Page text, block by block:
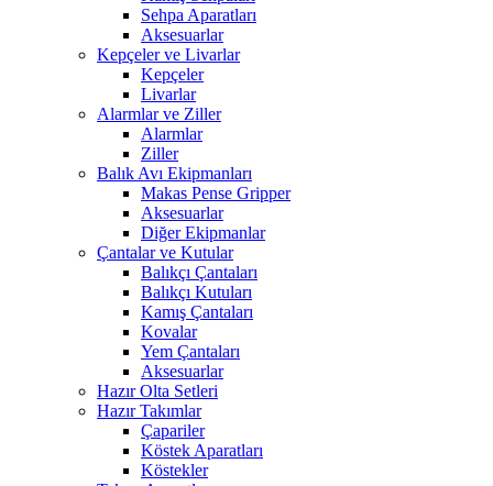
Sehpa Aparatları
Aksesuarlar
Kepçeler ve Livarlar
Kepçeler
Livarlar
Alarmlar ve Ziller
Alarmlar
Ziller
Balık Avı Ekipmanları
Makas Pense Gripper
Aksesuarlar
Diğer Ekipmanlar
Çantalar ve Kutular
Balıkçı Çantaları
Balıkçı Kutuları
Kamış Çantaları
Kovalar
Yem Çantaları
Aksesuarlar
Hazır Olta Setleri
Hazır Takımlar
Çapariler
Köstek Aparatları
Köstekler